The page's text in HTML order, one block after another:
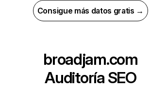
Consigue más datos gratis →
broadjam.com
Auditoría SEO